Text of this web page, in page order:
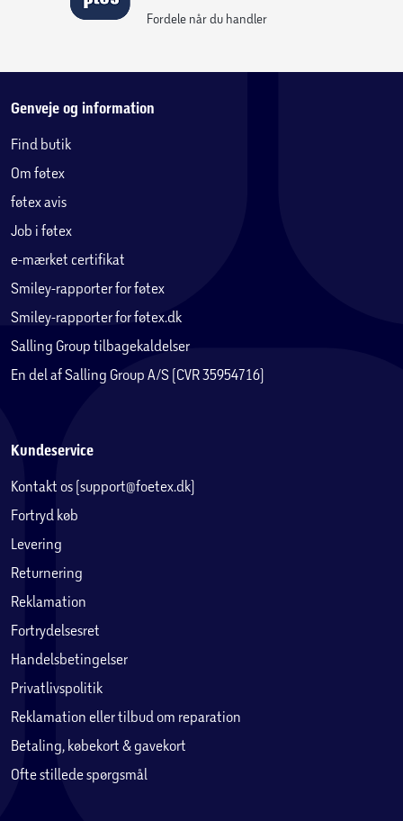
Fordele når du handler
Genveje og information
Find butik
Om føtex
føtex avis
Job i føtex
e-mærket certifikat
Smiley-rapporter for føtex
Smiley-rapporter for føtex.dk
Salling Group tilbagekaldelser
En del af Salling Group A/S (CVR 35954716)
Kundeservice
Kontakt os (support@foetex.dk)
Fortryd køb
Levering
Returnering
Reklamation
Fortrydelsesret
Handelsbetingelser
Privatlivspolitik
Reklamation eller tilbud om reparation
Betaling, købekort & gavekort
Ofte stillede spørgsmål